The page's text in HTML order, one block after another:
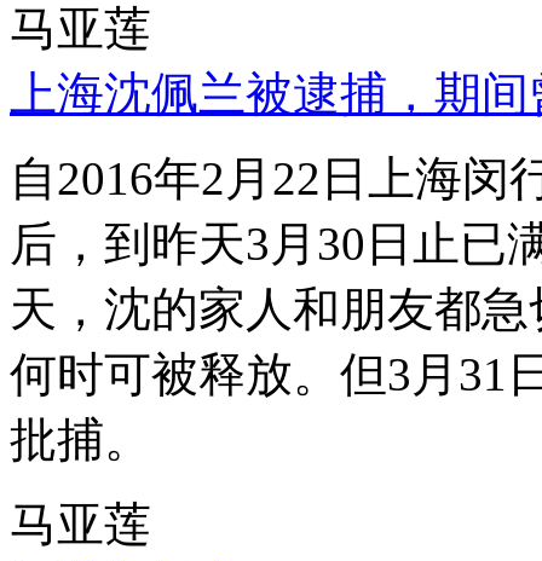
马亚莲
上海沈佩兰被逮捕，期
自2016年2月22日上海
后，到昨天3月30日止已
天，沈的家人和朋友都
何时可被释放。但3月31
批捕。
马亚莲